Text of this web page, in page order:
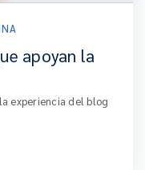
apoyan la
experiencia del blog